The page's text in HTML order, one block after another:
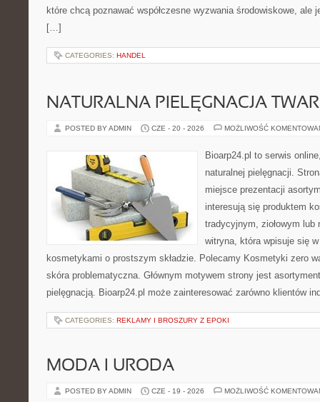
które chcą poznawać współczesne wyzwania środowiskowe, ale
[…]
CATEGORIES: HANDEL
NATURALNA PIELĘGNACJA
POSTED BY ADMIN CZE - 20 - 2026 MOŻLIWOŚĆ
Bioarp24.pl to serwis
naturalnej pielęgnacji.
miejsce prezentacji
interesują się produktem
tradycyjnym, ziołowym lub
witryna, która wpisuje się
kosmetykami o prostszym składzie. Polecamy Kosmetyki zero
skóra problematyczna. Głównym motywem strony jest
pielęgnacją. Bioarp24.pl może zainteresować zarówno klientów
CATEGORIES: REKLAMY I BROSZURY Z EPOKI
MODA I URODA
POSTED BY ADMIN CZE - 19 - 2026 MOŻLIWOŚĆ